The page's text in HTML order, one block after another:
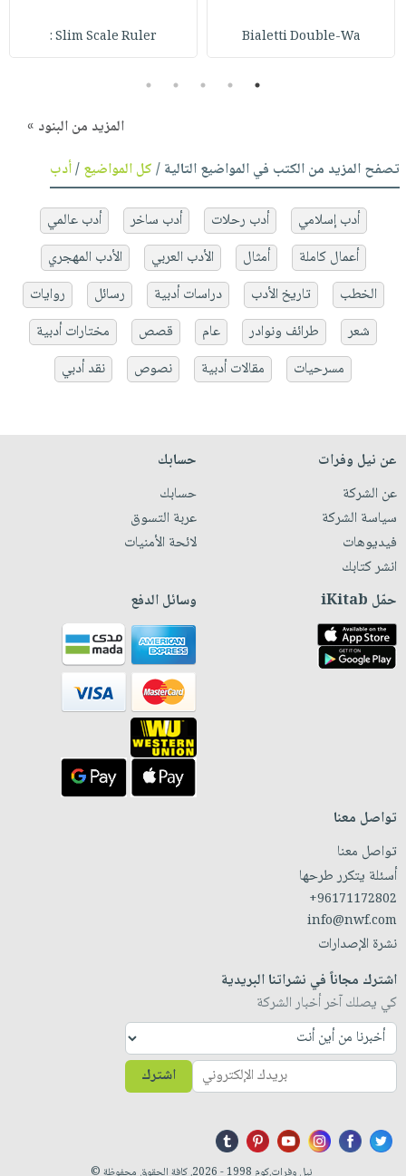
Bialetti Double-Wa
Slim Scale Ruler :
1
2
3
4
5
المزيد من البنود »
تصفح المزيد من الكتب في المواضيع التالية /كل المواضيع/أدب
أدب إسلامي أدب رحلات أدب ساخر
أدب عالمي
أعمال كاملة
أمثال الأدب العربي
الأدب المهجري
الخطب
تاريخ الأدب دراسات أدبية رسائل
روايات
شعر
طرائف ونوادر عام قصص
مختارات أدبية
مسرحيات
مقالات أدبية نصوص نقد أدبي
عن نيل وفرات
عن الشركة
سياسة الشركة
فيديوهات
انشر كتابك
حسابك
حسابك
عربة التسوق
لائحة الأمنيات
حمّل iKitab وسائل الدفع
تواصل معنا
تواصل معنا
أسئلة يتكرر طرحها
+96171172802
info@nwf.com
نشرة الإصدارات
اشترك مجاناً في نشراتنا البريدية
كي يصلك آخر أخبار الشركة
اشترك